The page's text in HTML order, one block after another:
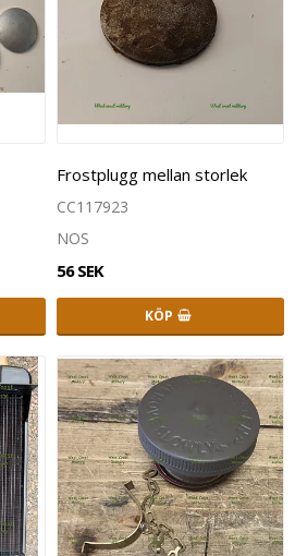
Frostplugg mellan storlek
CC117923
NOS
56 SEK
KÖP